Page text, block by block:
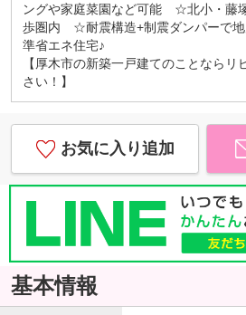
ングや家庭菜園など可能 ☆北小・
歩圏内 ☆耐震構造+制震ダンパーで
準省エネ住宅♪
【厚木市の新築一戸建てのことならリ
さい！】
お気に入り追加
基本情報